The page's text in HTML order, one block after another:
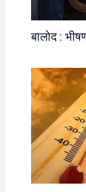
बालोद :